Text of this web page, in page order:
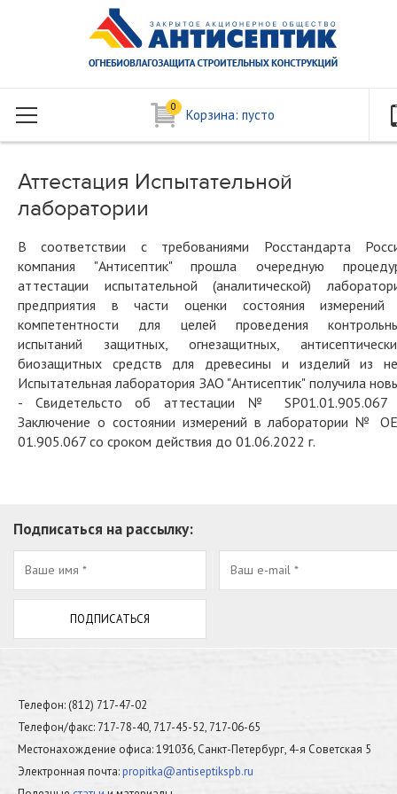
0 Корзина: пусто
Аттестация Испытательной
лаборатории
В соответствии с требованиями Росстандарта
компания "Антисептик" прошла очередную
аттестации испытательной (аналитической)
предприятия в части оценки состояния
компетентности для целей проведения
испытаний защитных, огнезащитных,
биозащитных средств для древесины и изделий из
Испытательная лаборатория ЗАО "Антисептик" получила
- Свидетельсто об аттестации №
Заключение о состоянии измерений в лаборатории №
01.905.067 со сроком действия до 01.06.2022 г.
Подписаться на рассылку:
Телефон: (812) 717-47-02
Телефон/факс: 717-78-40, 717-45-52, 717-06-65
Местонахождение офиса: 191036, Санкт-Петербург, 4-я Советская 5
Электронная почта:propitka@antiseptikspb.ru